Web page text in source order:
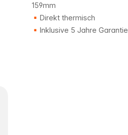
159mm
Direkt thermisch
Inklusive 5 Jahre Garantie